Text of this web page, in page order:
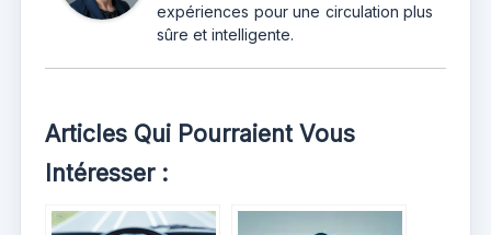
expériences pour une circulation plus
sûre et intelligente.
Articles Qui Pourraient Vous
Intéresser :